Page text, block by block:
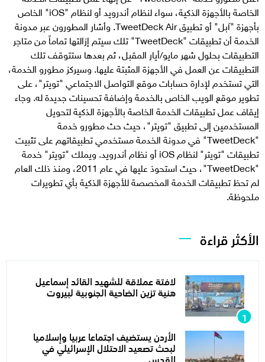
الخاصة بالأجهزة الذكية، سواء لنظام أندرويد أو لنظام "iOS" الخاص
بأجهزة "آبل" أو تطبيق TweetDeck Air. وأشار المطورون عبر مدونة
الخدمة أن تطبيقات "TweetDeck" تلك سيتم إزالتها تماماً من متاجر
التطبيقات بحلول شهر مايو/أيار المقبل، ثم بعدها ستتوقف تلك
التطبيقات عن العمل في الأجهزة المثبتة عليها. وسيركز مطورو الخدمة،
التي تستخدم لإدارة حسابات موقع التواصل الاجتماعي "تويتر"، على
تطوير موقع الويب الخاص بالخدمة وإضافة تحسينات جديدة له. وجاء
إيقاف عمل تطبيقات الخدمة الخاصة بالأجهزة الذكية لتحويل
المستخدمين إلى تطبيق "تويتر"، حيث حث مطورو خدمة
"TweetDeck" في مدونة الخدمة مستخدمي تطبيقاتهم على تثبيت
تطبيقات "تويتر" لنظام iOS أو نظام أندرويد. ويملك "تويتر" خدمة
"TweetDeck"، حيث استحوذ عليها في عام 2011، ومنذ ذلك العام
لم تحظ تطبيقات الخدمة المخصصة للأجهزة الذكية بأي تطويرات
ملحوظة.
الأكثر قراءة
لافتة عملاقة للشهيد القائد إسماعيل
هنية تزين الضاحية الجنوبية لبيروت
الأردن يستضيف اجتماعا عربيا وإسلاميا
لبحث تصعيد الاحتلال الإسرائيلي في